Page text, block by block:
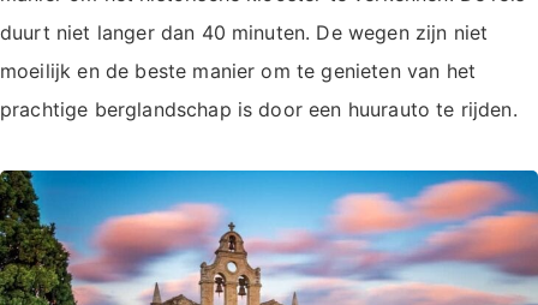
duurt niet langer dan 40 minuten. De wegen zijn niet
moeilijk en de beste manier om te genieten van het
prachtige berglandschap is door een huurauto te rijden.